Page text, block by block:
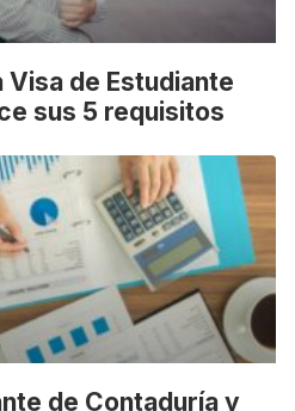
de Estudiante
sus 5 requisitos
de Contaduría y